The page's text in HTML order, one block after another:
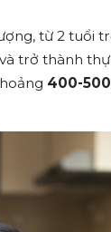
từ 2 tuổi
trở thành
400-